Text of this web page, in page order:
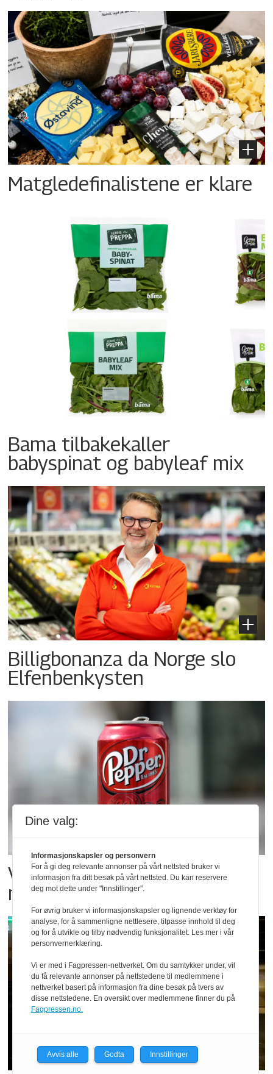
Matgledefinalistene er klare
Bama tilbakekaller
babyspinat og babyleaf mix
Billigbonanza da Norge slo
Elfenbenkysten
Vil vokse i brusmarkedet
med Dr Pepper
Dine valg:
Informasjonskapsler og personvern
For å gi deg relevante annonser på vårt nettsted bruker vi
informasjon fra ditt besøk på vårt nettsted. Du kan reservere
deg mot dette under "Innstillinger".
For øvrig bruker vi informasjonskapsler og lignende verktøy for
analyse, for å sammenligne nettlesere, tilpasse innhold til deg
og for å utvikle og tilby nødvendig funksjonalitet. Les mer i vår
personvernerklæring.
Vi er med i Fagpressen-nettverket. Om du samtykker under, vil
du få relevante annonser på nettstedene til medlemmene i
nettverket basert på informasjon fra dine besøk på tvers av
disse nettstedene. En oversikt over medlemmene finner du på
Fagpressen.no.
Avvis alle Godta Innstillinger